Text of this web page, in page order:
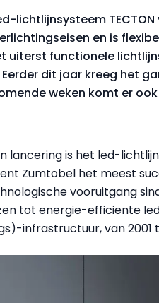
lichtlijnsysteem
en is
uiterst functionele
dit jaar kreeg het
weken komt er
lancering is het led-
Zumtobel het meest
vooruitgang
tot energie-efficiënte
infrastructuur, van 2001